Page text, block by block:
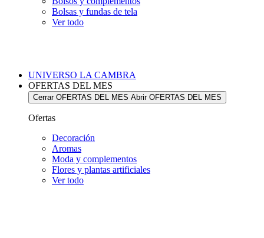
Bolsas y fundas de tela
Ver todo
UNIVERSO LA CAMBRA
OFERTAS DEL MES
Cerrar OFERTAS DEL MES Abrir OFERTAS DEL MES
Ofertas
Decoración
Aromas
Moda y complementos
Flores y plantas artificiales
Ver todo